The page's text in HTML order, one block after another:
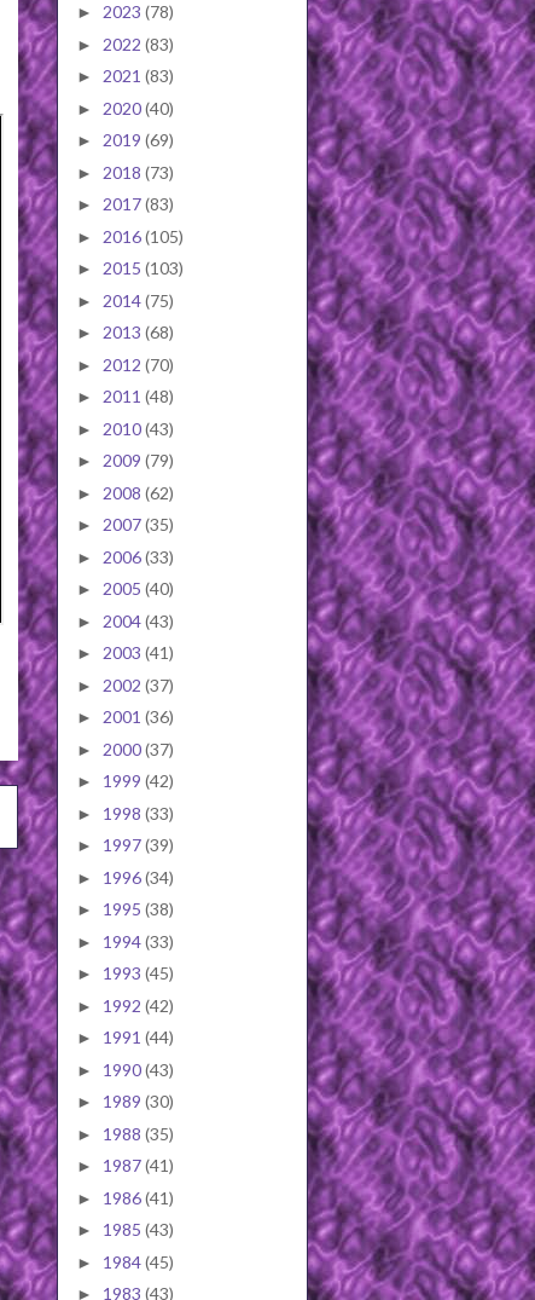
► 2023 (78)
► 2022 (83)
► 2021 (83)
► 2020(40)
► 2019 (69)
► 2018 (73)
► 2017(83)
► 2016(105)
► 2015 (103)
► 2014(75)
► 2013 (68)
► 2012 (70)
► 2011 (48)
► 2010(43)
► 2009 (79)
► 2008 (62)
► 2007(35)
► 2006(33)
► 2005 (40)
► 2004(43)
► 2003 (41)
► 2002 (37)
► 2001 (36)
► 2000(37)
► 1999 (42)
► 1998 (33)
► 1997(39)
► 1996(34)
► 1995 (38)
► 1994(33)
► 1993 (45)
► 1992 (42)
► 1991 (44)
► 1990(43)
► 1989 (30)
► 1988 (35)
► 1987(41)
► 1986(41)
► 1985 (43)
► 1984(45)
► 1983 (43)